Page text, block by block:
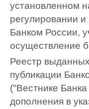
установленном
регулировании
Банком России,
осуществление
Реестр
публикации
("Вестнике
дополнения в